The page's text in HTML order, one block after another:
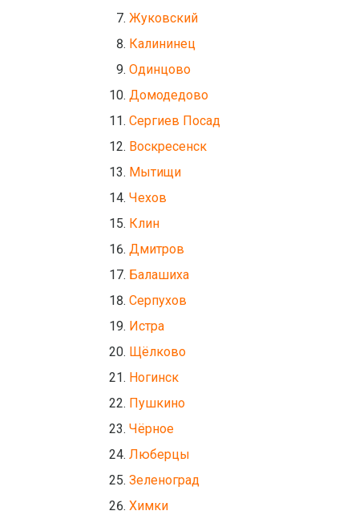
Жуковский
Калининец
Одинцово
Домодедово
Сергиев Посад
Воскресенск
Мытищи
Чехов
Клин
Дмитров
Балашиха
Серпухов
Истра
Щёлково
Ногинск
Пушкино
Чёрное
Люберцы
Зеленоград
Химки